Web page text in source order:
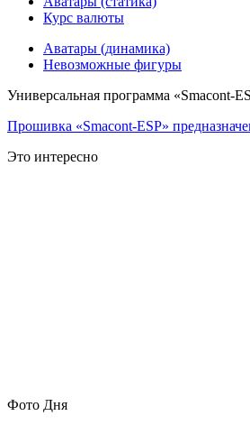
Курс валюты
Аватары (динамика)
Невозможные фигуры
Универсальная программа «Smacont-
Прошивка «Smacont-ESP»
Это интересно
Фото Дня